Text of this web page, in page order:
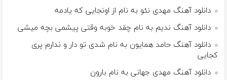
دانلود آهنگ مهدی نئو به نام از اونجایی که یادمه
دانلود آهنگ ندیم به نام چقد خوبه وقتی پیشمی بچه میشی
دانلود آهنگ حامد همایون به نام شدی تو دار و ندارم پری
کجایی
دانلود آهنگ مهدی جهانی به نام بارون